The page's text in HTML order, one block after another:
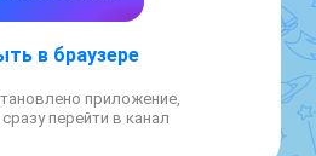
в браузере
приложение,
перейти в канал